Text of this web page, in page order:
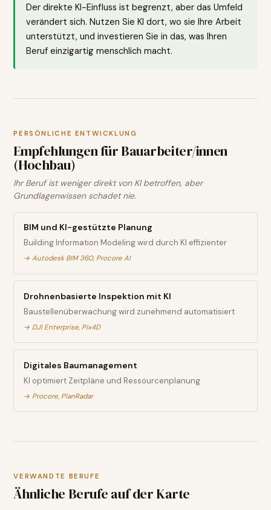
Der direkte KI-Einfluss ist begrenzt, aber das Umfeld
verändert sich. Nutzen Sie KI dort, wo sie Ihre Arbeit
unterstützt, und investieren Sie in das, was Ihren
Beruf einzigartig menschlich macht.
PERSÖNLICHE ENTWICKLUNG
Empfehlungen für Bauarbeiter/innen
(Hochbau)
Ihr Beruf ist weniger direkt von KI betroffen, aber
Grundlagenwissen schadet nie.
BIM und KI-gestützte Planung
Building Information Modeling wird durch KI effizienter
→Autodesk BIM 360, Procore AI
Drohnenbasierte Inspektion mit KI
Baustellenüberwachung wird zunehmend automatisiert
→ DJI Enterprise, Pix4D
Digitales Baumanagement
KI optimiert Zeitpläne und Ressourcenplanung
→ Procore, PlanRadar
VERWANDTE BERUFE
Ähnliche Berufe auf der Karte